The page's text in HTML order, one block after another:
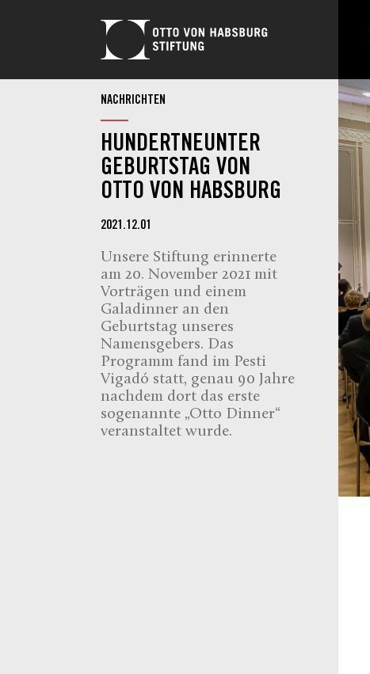
NACHRICHTEN
HUNDERTNEUNTER
GEBURTSTAG VON
OTTO VON HABSBURG
2021.12.01
Unsere Stiftung erinnerte
am 20. November 2021 mit
Vorträgen und einem
Galadinner an den
Geburtstag unseres
Namensgebers. Das
Programm fand im Pesti
Vigadó statt, genau 90 Jahre
nachdem dort das erste
sogenannte „Otto Dinner“
veranstaltet wurde.